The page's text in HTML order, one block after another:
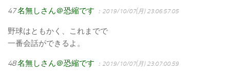
47名無しさん＠恐縮です ：2019/10/07(月) 23:06:57.05
野球はともかく、これまでで
一番会話ができるよ。
48名無しさん＠恐縮です ：2019/10/07(月) 23:07:00.59